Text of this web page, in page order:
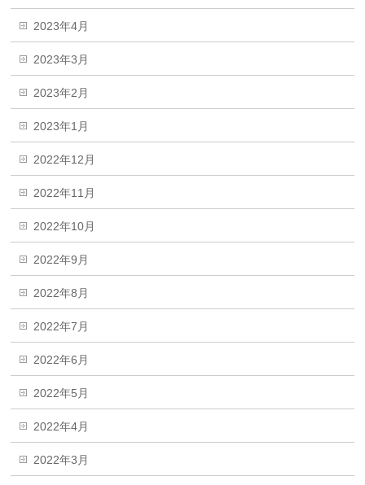
2023年4月
2023年3月
2023年2月
2023年1月
2022年12月
2022年11月
2022年10月
2022年9月
2022年8月
2022年7月
2022年6月
2022年5月
2022年4月
2022年3月